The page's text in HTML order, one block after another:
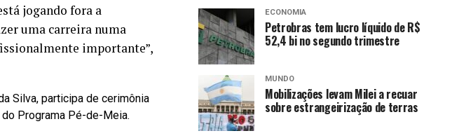
jogando fora a
uma carreira numa
importante”,
ECONOMIA
Petrobras tem lucro líquido de R$
52,4 bi no segundo trimestre
MUNDO
Mobilizações levam Milei a recuar
sobre estrangeirização de terras